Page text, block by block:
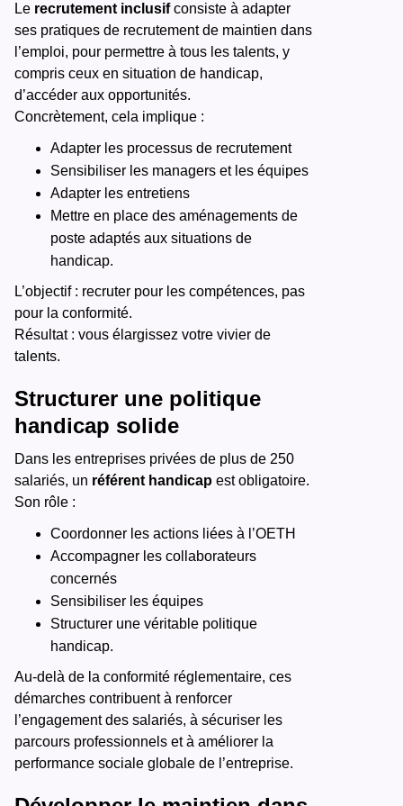
Le recrutement inclusifconsiste à adapter
ses pratiques de recrutement de maintien dans
l’emploi, pour permettre à tous les talents, y
compris ceux en situation de handicap,
d’accéder aux opportunités.
Concrètement, cela implique :
Adapter les processus de recrutement
Sensibiliser les managers et les équipes
Adapter les entretiens
Mettre en place des aménagements de
poste adaptés aux situations de
handicap.
L’objectif : recruter pour les compétences, pas
pour la conformité.
Résultat : vous élargissez votre vivier de
talents.
Structurer une politique
handicap solide
Dans les entreprises privées de plus de 250
salariés, un référent handicap est obligatoire.
Son rôle :
Coordonner les actions liées à l’OETH
Accompagner les collaborateurs
concernés
Sensibiliser les équipes
Structurer une véritable politique
handicap.
Au-delà de la conformité réglementaire, ces
démarches contribuent à renforcer
l’engagement des salariés, à sécuriser les
parcours professionnels et à améliorer la
performance sociale globale de l’entreprise.